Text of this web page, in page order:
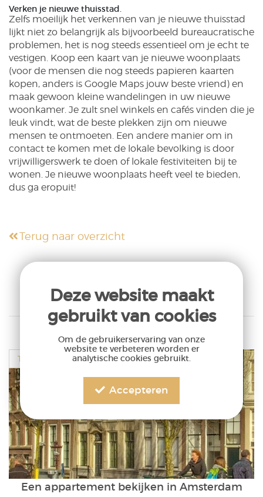
Verken je nieuwe thuisstad.
Zelfs moeilijk het verkennen van je nieuwe thuisstad
lijkt niet zo belangrijk als bijvoorbeeld bureaucratische
problemen, het is nog steeds essentieel om je echt te
vestigen. Koop een kaart van je nieuwe woonplaats
(voor de mensen die nog steeds papieren kaarten
kopen, anders is Google Maps jouw beste vriend) en
maak gewoon kleine wandelingen in uw nieuwe
woonkamer. Je zult snel winkels en cafés vinden die je
leuk vindt, wat de beste plekken zijn om nieuwe
mensen te ontmoeten. Een andere manier om in
contact te komen met de lokale bevolking is door
vrijwilligerswerk te doen of lokale festiviteiten bij te
wonen. Je nieuwe woonplaats heeft veel te bieden,
dus ga eropuit!
Terug naar overzicht
TIPS
Een appartement bekijken in Amsterdam
Deze website maakt
gebruikt van cookies
Om de gebruikerservaring van onze
website te verbeteren worden er
analytische cookies gebruikt.
Accepteren